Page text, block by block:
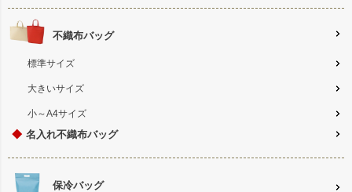
不織布バッグ
標準サイズ
大きいサイズ
小～A4サイズ
◆ 名入れ不織布バッグ
保冷バッグ